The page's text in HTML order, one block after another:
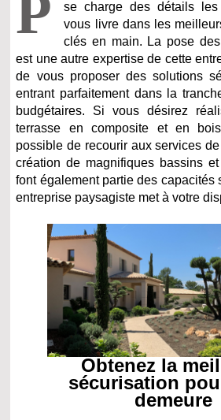
P
se charge des détails
vous livre dans les
clés en main. La pose
est une autre expertise de cette
de vous proposer des solutions
entrant parfaitement dans la
budgétaires. Si vous désirez
terrasse en composite et en
possible de recourir aux services
création de magnifiques bassins
font également partie des capacités
entreprise paysagiste met à votre
Obtenez la
sécurisation
demeure